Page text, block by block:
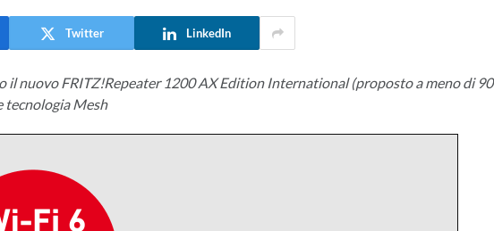
Twitter LinkedIn
il nuovo FRITZ!Repeater 1200 AX Edition International (proposto a meno di 90
tecnologia Mesh